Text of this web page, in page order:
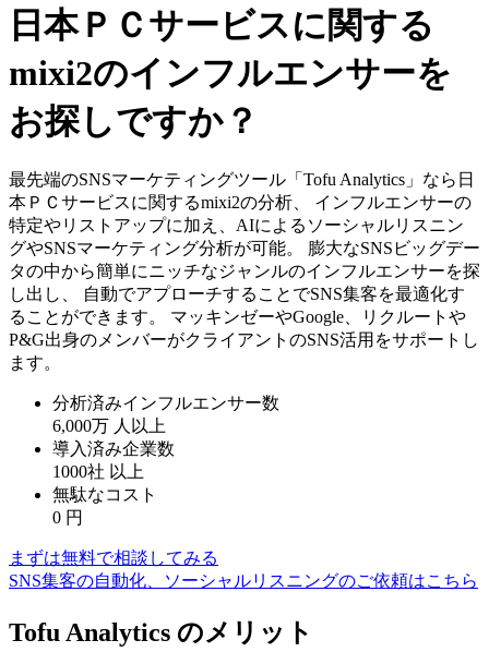
日本ＰＣサービスに関する
mixi2のインフルエンサーを
お探しですか？
最先端のSNSマーケティングツール「Tofu Analytics」なら日
本ＰＣサービスに関するmixi2の分析、 インフルエンサーの
特定やリストアップに加え、AIによるソーシャルリスニン
グやSNSマーケティング分析が可能。 膨大なSNSビッグデー
タの中から簡単にニッチなジャンルのインフルエンサーを探
し出し、 自動でアプローチすることでSNS集客を最適化す
ることができます。 マッキンゼーやGoogle、リクルートや
P&G出身のメンバーがクライアントのSNS活用をサポートし
ます。
分析済みインフルエンサー数
6,000万 人以上
導入済み企業数
1000社 以上
無駄なコスト
0 円
まずは無料で相談してみる
SNS集客の自動化、ソーシャルリスニングのご依頼はこちら
Tofu Analytics のメリット